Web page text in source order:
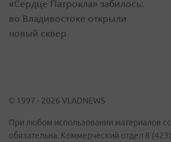
«Сердце Патрокла» забилось:
во Владивостоке открыли
новый сквер
© 1997 - 2026 VLADNEWS
При любом использовании материалов
обязательна. Коммерческий отдел 8